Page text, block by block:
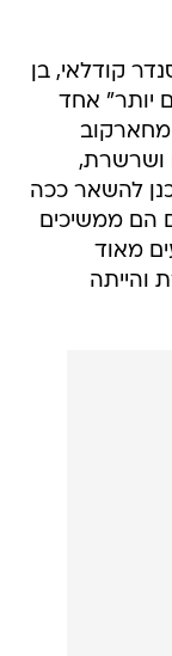
בת 28, ואלכסנדר קודלאי, בן
יותר" אחד
מחארקוב
ושרשרת,
להשאר ככה
הם ממשיכים
מאוד
והייתה